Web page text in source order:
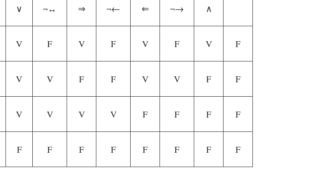
∨
¬↔
⇒
¬←
⇐
¬→
∧
V F V F V F V F
V V F F V V F F
V V V V F F F F
F F F F F F F F